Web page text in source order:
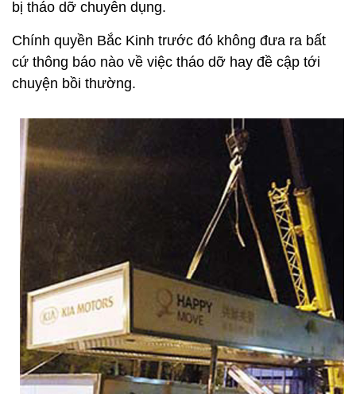
bị tháo dỡ chuyên dụng.
Chính quyền Bắc Kinh trước đó không đưa ra bất
cứ thông báo nào về việc tháo dỡ hay đề cập tới
chuyện bồi thường.